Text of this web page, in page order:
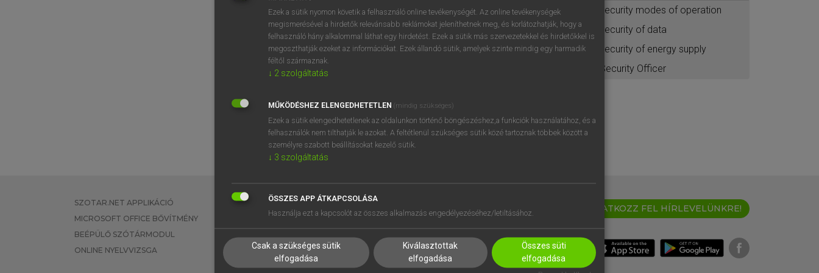
BELÉPÉS
regisztrálok ésbelépek.
REGISZTRÁCIÓ
security modes of operation
security of data
security of energy supply
Security Officer
SZOTAR.NET APPLIKÁCIÓ
MICROSOFT OFFICE BŐVÍTMÉNY
BEÉPÜLŐ SZÓTÁRMODUL
ONLINE NYELVVIZSGA
EGYÉNI FELHASZNÁLÓKNAK
TANULÓKNAK
VÁLLALATI MEGOLDÁSOK
SÚGÓ
RÓLUNK
SÜTI BEÁLLÍTÁSOK
IRATKOZZ FEL HÍRLEVELÜNKRE!
Ezek a sütik nyomon követik a felhasználó online tevékenységét. Az online tevékenységek
megismerésével a hirdetők relevánsabb reklámokat jeleníthetnek meg, és korlátozhatják, hogy a
felhasználó hány alkalommal láthat egy hirdetést. Ezek a sütik más szervezetekkel és hirdetőkkel is
megoszthatják ezeket az információkat. Ezek állandó sütik, amelyek szinte mindig egy harmadik
féltől származnak.
↓ 2 szolgáltatás
MŰKÖDÉSHEZ ELENGEDHETETLEN (mindig szükséges)
Ezek a sütik elengedhetetlenek az oldalunkon történő böngészéshez,a funkciók használatához, és a
felhasználók nem tilthatják le azokat. A feltétlenül szükséges sütik közé tartoznak többek között a
személyre szabott beállításokat kezelő sütik.
↓ 3 szolgáltatás
ÖSSZES APP ÁTKAPCSOLÁSA
Használja ezt a kapcsolót az összes alkalmazás engedélyezéséhez/letiltásához.
Csak a szükséges sütik
elfogadása
Kiválasztottak
elfogadása
Összes süti
elfogadása